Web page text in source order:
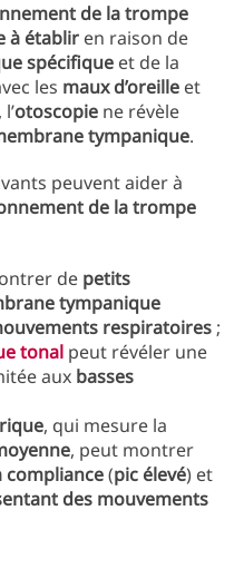
de la trompe
à établir en raison de
spécifique et de la
les maux d’oreille et
otoscopie ne révèle
tympanique.
peuvent aider à
de la trompe
de petits
tympanique
respiratoires ;
tonal peut révéler une
aux basses
, qui mesure la
, peut montrer
compliance(pic élevé) et
des mouvements